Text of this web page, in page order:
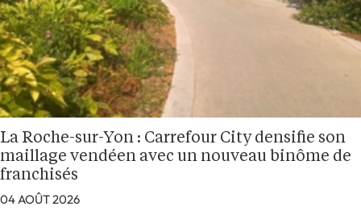
La Roche-sur-Yon : Carrefour City densifie son
maillage vendéen avec un nouveau binôme de
franchisés
04 AOÛT 2026